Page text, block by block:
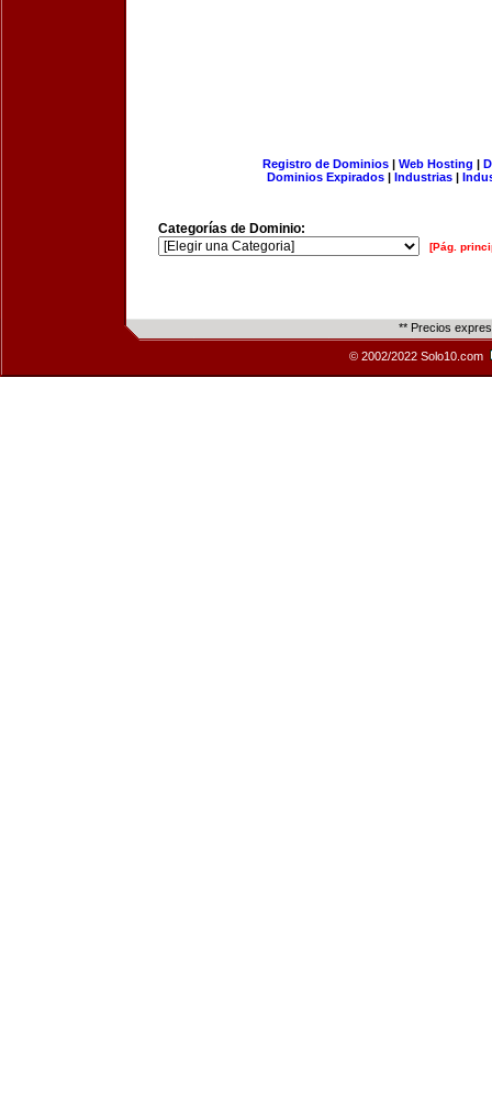
Registro de Dominios| Web Hosting |
Dominios Expirados | Industrias |
Categorías de Dominio:
[Pág.
** Precios
© 2002/2022 Solo10.com